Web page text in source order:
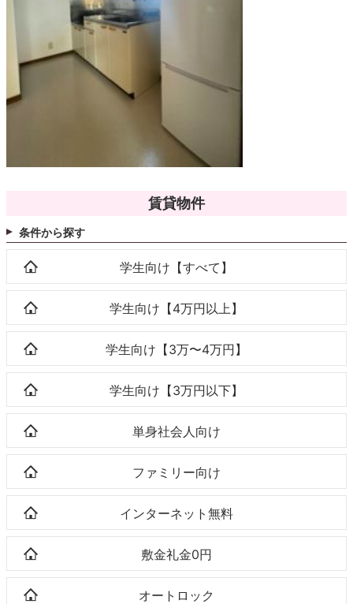
賃貸物件
条件から探す
学生向け【すべて】
学生向け【4万円以上】
学生向け【3万〜4万円】
学生向け【3万円以下】
単身社会人向け
ファミリー向け
インターネット無料
敷金礼金0円
オートロック